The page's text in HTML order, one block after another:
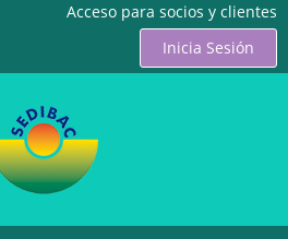
Acceso para socios y clientes
Inicia Sesión